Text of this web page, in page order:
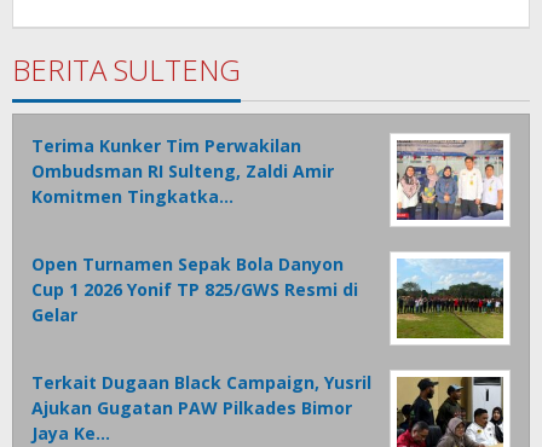
BERITA SULTENG
Terima Kunker Tim Perwakilan
Ombudsman RI Sulteng, Zaldi Amir
Komitmen Tingkatka…
Open Turnamen Sepak Bola Danyon
Cup 1 2026 Yonif TP 825/GWS Resmi di
Gelar
Terkait Dugaan Black Campaign, Yusril
Ajukan Gugatan PAW Pilkades Bimor
Jaya Ke…